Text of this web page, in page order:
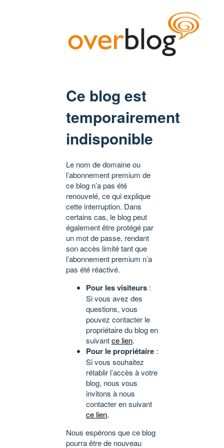
Ce blog est
temporairement
indisponible
Le nom de domaine ou
l’abonnement premium de
ce blog n’a pas été
renouvelé, ce qui explique
cette interruption. Dans
certains cas, le blog peut
également être protégé par
un mot de passe, rendant
son accès limité tant que
l’abonnement premium n’a
pas été réactivé.
Pour les visiteurs :
Si vous avez des
questions, vous
pouvez contacter le
propriétaire du blog en
suivantce lien.
Pour le propriétaire :
Si vous souhaitez
rétablir l’accès à votre
blog, nous vous
invitons à nous
contacter en suivant
ce lien.
Nous espérons que ce blog
pourra être de nouveau